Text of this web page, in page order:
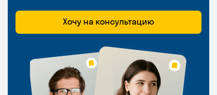
Хочу на консультацию